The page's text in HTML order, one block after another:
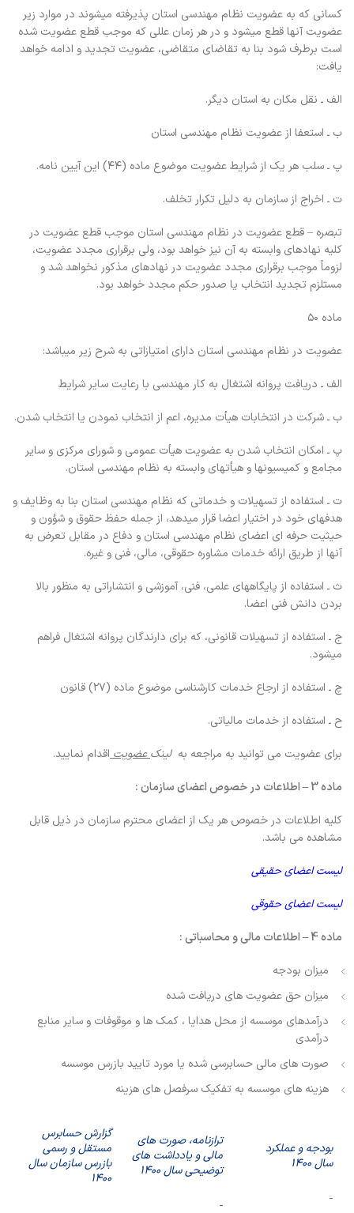
کسانی که به عضویت نظام مهندسی استان پذیرفته میشوند در موارد زیر
عضویت آنها قطع میشود و در هر زمان عللی که موجب قطع عضویت شده
است برطرف شود بنا به تقاضای متقاضی، عضویت تجدید و ادامه خواهد
یافت:
الف ـ نقل مکان به استان دیگر.
ب ـ استعفا از عضویت نظام مهندسی استان
پ ـ سلب هر یک از شرایط عضویت موضوع ماده (۴۴) این آیین نامه.
ت ـ اخراج از سازمان به دلیل تکرار تخلف.
تبصره – قطع عضویت در نظام مهندسی استان موجب قطع عضویت در
کلیه نهادهای وابسته به آن نیز خواهد بود، ولی برقراری مجدد عضویت،
لزوماً موجب برقراری مجدد عضویت در نهادهای مذکور نخواهد شد و
مستلزم تجدید انتخاب یا صدور حکم مجدد خواهد بود.
ماده ۵۰
عضویت در نظام مهندسی استان دارای امتیازاتی به شرح زیر میباشد:
الف ـ دریافت پروانه اشتغال به کار مهندسی با رعایت سایر شرایط
ب ـ شرکت در انتخابات هیأت مدیره، اعم از انتخاب نمودن یا انتخاب شدن.
پ ـ امکان انتخاب شدن به عضویت هیأت عمومی و شورای مرکزی و سایر
مجامع و کمیسیونها و هیأتهای وابسته به نظام مهندسی استان.
ت ـ استفاده از تسهیلات و خدماتی که نظام مهندسی استان بنا به وظایف و
هدفهای خود در اختیار اعضا قرار میدهد، از جمله حفظ حقوق و شؤون و
حیثیت حرفه ای اعضای نظام مهندسی استان و دفاع در مقابل تعرض به
آنها از طریق ارائه خدمات مشاوره حقوقی، مالی، فنی و غیره.
ث ـ استفاده از پایگاههای علمی، فنی، آموزشی و انتشاراتی به منظور بالا
بردن دانش فنی اعضا.
ج ـ استفاده از تسهیلات قانونی، که برای دارندگان پروانه اشتغال فراهم
میشود.
چ ـ استفاده از ارجاع خدمات کارشناسی موضوع ماده (۲۷) قانون
ح ـ استفاده از خدمات مالیاتی.
برای عضویت می توانید به مراجعه بهلینکعضویتاقدام نمایید.
ماده 3 – اطلاعات در خصوص اعضای سازمان :
کلیه اطلاعات در خصوص هر یک از اعضای محترم سازمان در ذیل قابل
مشاهده می باشد.
لیست اعضای حقیقی
لیست اعضای حقوقی
ماده 4 – اطلاعات مالی و محاسباتی :
میزان بودجه
میزان حق عضویت های دریافت شده
درآمدهای موسسه از محل هدایا ، کمک ها و موقوفات و سایر منابع
درآمدی
صورت های مالی حسابرسی شده یا مورد تایید بازرس موسسه
هزینه های موسسه به تفکیک سرفصل های هزینه
بودجه و عملکرد
سال۱۴۰۰
ترازنامه، صورت های
مالی و یادداشت های
توضیحی سال۱۴۰۰
گزارش حسابرس
مستقل و رسمی
بازرس سازمان سال
۱۴۰۰